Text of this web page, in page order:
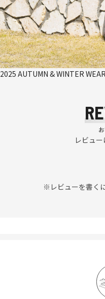
2025 AUTUMN & WINTER
レビュー
※レビューを書く